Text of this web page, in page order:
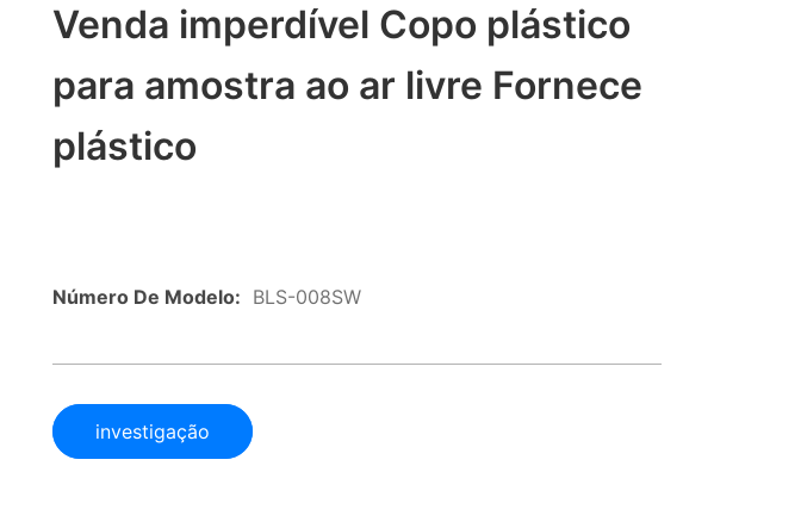
Venda imperdível Copo plástico
para amostra ao ar livre Fornece
plástico
Número De Modelo: BLS-008SW
investigação